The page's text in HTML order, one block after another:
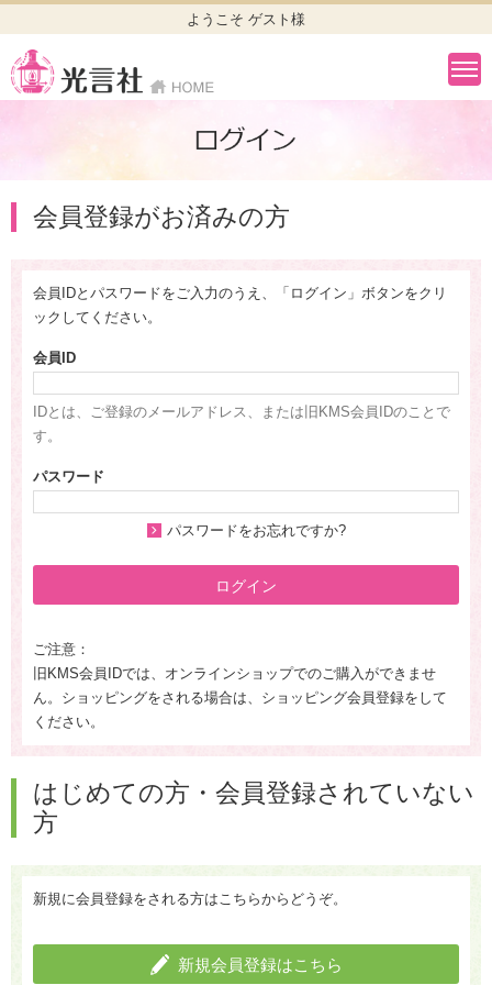
ようこそ ゲスト様
会員登録がお済みの方
会員IDとパスワードをご入力のうえ、「ログイン」ボタンをクリ
ックしてください。
会員ID
IDとは、ご登録のメールアドレス、または旧KMS会員IDのことで
す。
パスワード
パスワードをお忘れですか?
ログイン
ご注意：
旧KMS会員IDでは、オンラインショップでのご購入ができませ
ん。ショッピングをされる場合は、ショッピング会員登録をして
ください。
はじめての方・会員登録されていない
方
新規に会員登録をされる方はこちらからどうぞ。
新規会員登録はこちら